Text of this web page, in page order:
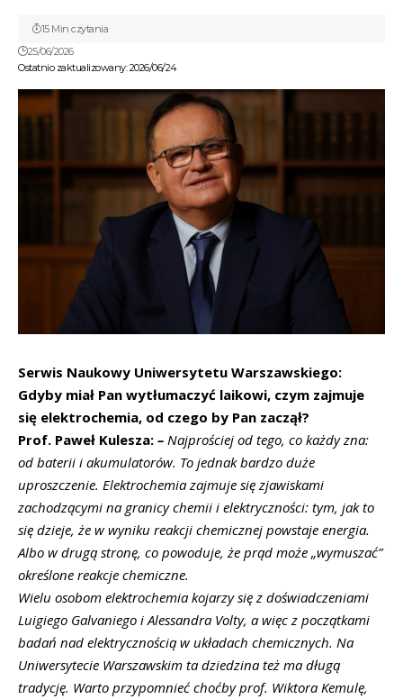
Ostatnio zaktualizowany: 2026/06/24
25/06/2026
15 Min czytania
Serwis Naukowy Uniwersytetu Warszawskiego:
Gdyby miał Pan wytłumaczyć laikowi, czym zajmuje
się elektrochemia, od czego by Pan zaczął?
Prof. Paweł Kulesza: – Najprościej od tego, co każdy zna:
od baterii i akumulatorów. To jednak bardzo duże
uproszczenie. Elektrochemia zajmuje się zjawiskami
zachodzącymi na granicy chemii i elektryczności: tym, jak to
się dzieje, że w wyniku reakcji chemicznej powstaje energia.
Albo w drugą stronę, co powoduje, że prąd może „wymuszać”
określone reakcje chemiczne.
Wielu osobom elektrochemia kojarzy się z doświadczeniami
Luigiego Galvaniego i Alessandra Volty, a więc z początkami
badań nad elektrycznością w układach chemicznych. Na
Uniwersytecie Warszawskim ta dziedzina też ma długą
tradycję. Warto przypomnieć choćby prof. Wiktora Kemulę,